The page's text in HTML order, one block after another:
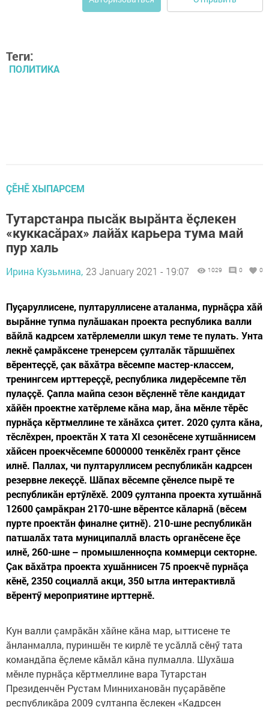
Теги:
ПОЛИТИКА
ÇӖНӖ ХЫПАРСЕМ
Тутарстанра пысăк вырăнта ӗçлекен
«куккасăрах» лайăх карьера тума май
пур халь
Ирина Кузьмина, 23 January 2021 - 19:07 1029 0 0
Пуçаруллисене, пултаруллисене аталанма, пурнăçра хăй
вырăнне тупма пулăшакан проекта республика валли
вăйлă кадрсем хатӗрлемелли шкул теме те пулать. Унта
лекнӗ çамрăксене тренерсем çулталăк тăршшӗпех
вӗрентеççӗ, çак вăхăтра вӗсемпе мастер-классем,
тренингсем ирттереççӗ, республика лидерӗсемпе тӗл
пулаççӗ. Çапла майпа сезон вӗçленнӗ тӗле кандидат
хăйӗн проектне хатӗрлеме кăна мар, ăна мӗнле тӗрӗс
пурнăçа кӗртмеллине те хăнăхса çитет. 2020 çулта кăна,
тӗслӗхрен, проектăн X тата XI сезонӗсене хутшăннисем
хăйсен проекчӗсемпе 6000000 тенкӗлӗх грант çӗнсе
илнӗ. Паллах, чи пултаруллисем республикăн кадрсен
резервне лекеççӗ. Шăпах вӗсемпе çӗнелсе пырӗ те
республикăн ертӳлӗхӗ. 2009 çултанпа проекта хутшăннă
12600 çамрăкран 2170-шне вӗрентсе кăларнă (вӗсем
пурте проектăн финалне çитнӗ). 210-шне республикăн
патшалăх тата муниципаллă власть органӗсене ӗçе
илнӗ, 260-шне – промышленноçпа коммерци секторне.
Çак вăхăтра проекта хушăннисен 75 проекчӗ пурнăçа
кӗнӗ, 2350 социаллă акци, 350 ытла интерактивлă
вӗрентӳ мероприятине ирттернӗ.
Кун валли çамрăкăн хăйне кăна мар, ыттисене те
ăнланмалла, пуриншӗн те кирлӗ те усăллă сӗнӳ тата
командăпа ӗçлеме кăмăл кăна пулмалла. Шухăша
мӗнле пурнăçа кӗртмеллине вара Тутарстан
Президенчӗн Рустам Миннихановăн пуçарăвӗпе
республикăра 2009 çултанпа ӗçлекен «Кадрсен